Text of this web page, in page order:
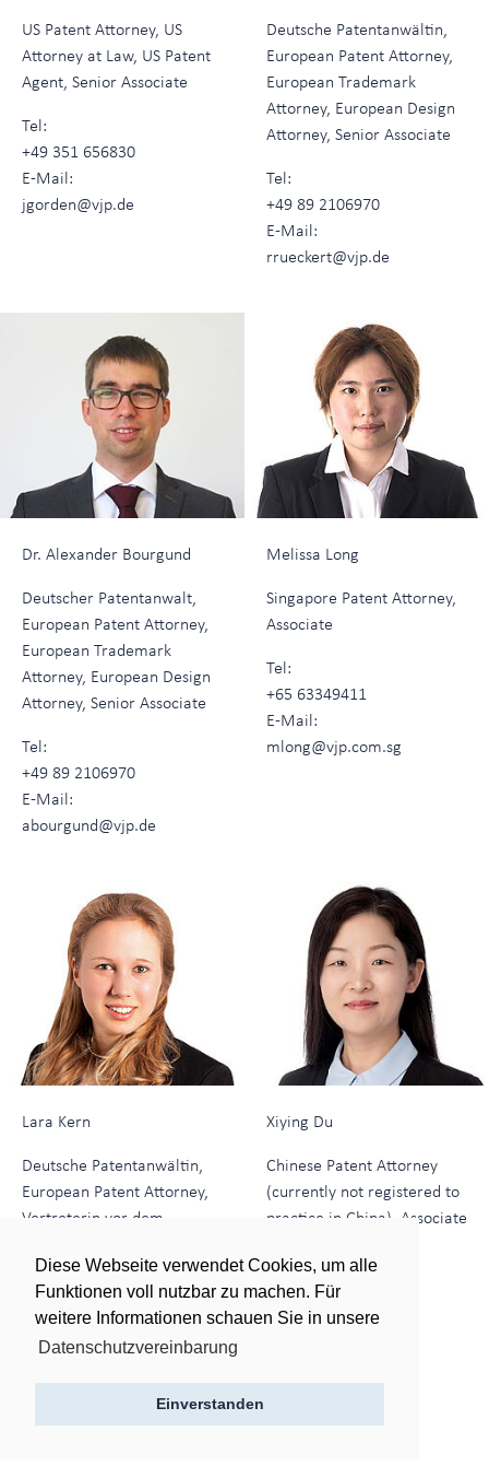
Diese Webseite verwendet Cookies, um alle
Funktionen voll nutzbar zu machen. Für
weitere Informationen schauen Sie in unsere
Datenschutzvereinbarung
Einverstanden
US Patent Attorney, US
Attorney at Law, US Patent
Agent, Senior Associate
Tel:
+49 351 656830
E-Mail:
jgorden@vjp.de
Deutsche Patentanwältin,
European Patent Attorney,
European Trademark
Attorney, European Design
Attorney, Senior Associate
Tel:
+49 89 2106970
E-Mail:
rrueckert@vjp.de
Dr. Alexander Bourgund
Deutscher Patentanwalt,
European Patent Attorney,
European Trademark
Attorney, European Design
Attorney, Senior Associate
Tel:
+49 89 2106970
E-Mail:
abourgund@vjp.de
Melissa Long
Singapore Patent Attorney,
Associate
Tel:
+65 63349411
E-Mail:
mlong@vjp.com.sg
Lara Kern
Deutsche Patentanwältin,
European Patent Attorney,
Vertreterin vor dem
European Trademark
Attorney, European Design
Attorney, Associate
Xiying Du
Chinese Patent Attorney
(currently not registered to
practice in China), Associate
Tel:
+65 63349411
E-Mail: